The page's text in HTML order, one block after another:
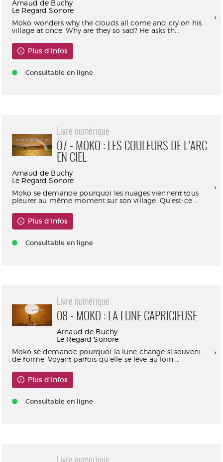
Arnaud de Buchy
Le Regard Sonore
Moko wonders why the clouds all come and cry on his
village at once. Why are they so sad? He asks th...
Plus d'infos
Consultable en ligne
Livre numérique
07 - MOKO : LES COULEURS DE L’ARC
EN CIEL
Arnaud de Buchy
Le Regard Sonore
Moko se demande pourquoi les nuages viennent tous
pleurer au même moment sur son village. Qu’est-ce ...
Plus d'infos
Consultable en ligne
Livre numérique
08 - MOKO : LA LUNE CAPRICIEUSE
Arnaud de Buchy
Le Regard Sonore
Moko se demande pourquoi la lune change si souvent
de forme. Voyant parfois qu’elle se lève au loin ...
Plus d'infos
Consultable en ligne